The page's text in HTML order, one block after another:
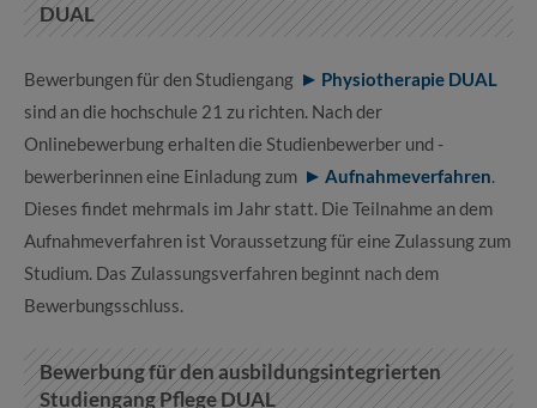
DUAL
Bewerbungen für den Studiengang
Physiotherapie DUAL
sind an die hochschule 21 zu richten. Nach der
Onlinebewerbung erhalten die Studienbewerber und -
bewerberinnen eine Einladung zum
Aufnahmeverfahren.
Dieses findet mehrmals im Jahr statt. Die Teilnahme an dem
Aufnahmeverfahren ist Voraussetzung für eine Zulassung zum
Studium. Das Zulassungsverfahren beginnt nach dem
Bewerbungsschluss.
Bewerbung für den ausbildungsintegrierten
Studiengang Pflege DUAL